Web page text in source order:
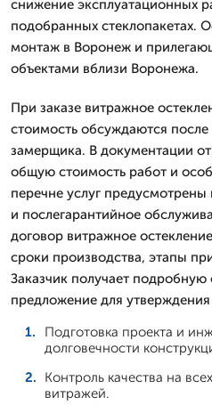
снижение эксплуатационных
подобранных стеклопакетах.
монтаж в Воронеж и
объектами вблизи Воронежа.
При заказе витражное
стоимость обсуждаются
замерщика. В документации
общую стоимость работ и
перечне услуг предусмотрены
и послегарантийное
договор витражное
сроки производства, этапы
Заказчик получает
предложение для
Подготовка проекта и
долговечности
Контроль качества на
витражей.